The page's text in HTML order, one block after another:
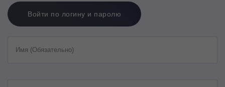
Войти по логину и паролю
Имя (Обязательно)